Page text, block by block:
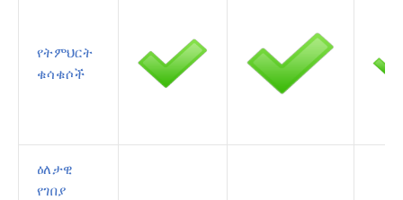
የትምህርት
ቁሳቁሶች
ዕለታዊ
የገበያ